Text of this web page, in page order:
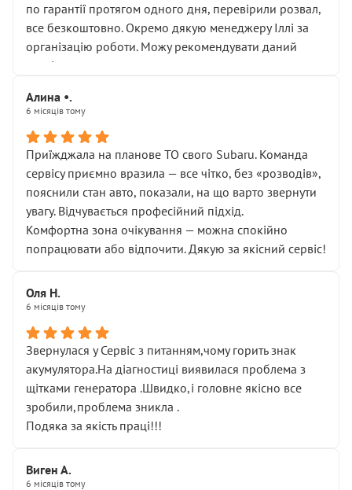
по гарантії протягом одного дня, перевірили розвал,
все безкоштовно. Окремо дякую менеджеру Іллі за
організацію роботи. Можу рекомендувати даний
сервіс.
Алина •.
6 місяців тому
Приїжджала на планове ТО свого Subaru. Команда
сервісу приємно вразила — все чітко, без «розводів»,
пояснили стан авто, показали, на що варто звернути
увагу. Відчувається професійний підхід.
Комфортна зона очікування — можна спокійно
попрацювати або відпочити. Дякую за якісний сервіс!
Оля Н.
6 місяців тому
Звернулася у Сервіс з питанням,чому горить знак
акумулятора.На діагностиці виявилася проблема з
щітками генератора .Швидко,і головне якісно все
зробили,проблема зникла .
Подяка за якість праці!!!
Виген А.
6 місяців тому